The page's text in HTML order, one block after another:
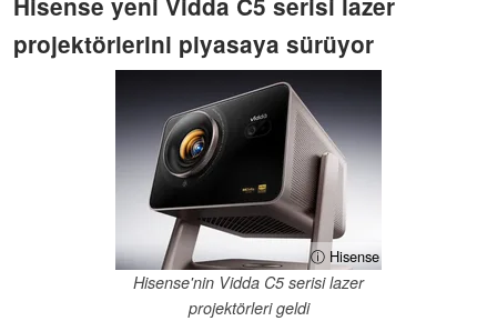
projektörlerini piyasaya sürüyor
ⓘ Hisense
Hisense'nin Vidda C5 serisi lazer
projektörleri geldi